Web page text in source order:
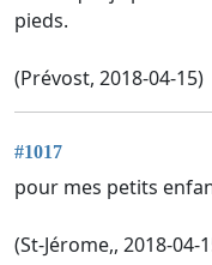
pieds.
(Prévost, 2018-04-15)
#1017
pour mes petits
(St-Jérome,, 2018-04-